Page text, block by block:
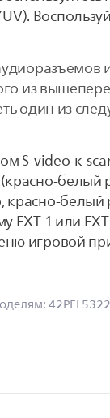
из
один из
S-video-к-
белый
EXT 1 или
игровой